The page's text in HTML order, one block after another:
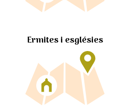
Ermites i esglésies